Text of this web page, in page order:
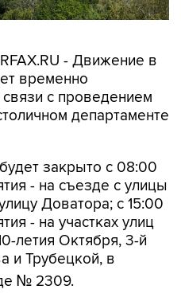
- Движение в
временно
связи с проведением
департаменте
закрыто с 08:00
- на съезде с улицы
Доватора; с 15:00
- на участках улиц
летия Октября, 3-й
и Трубецкой, в
№ 2309.